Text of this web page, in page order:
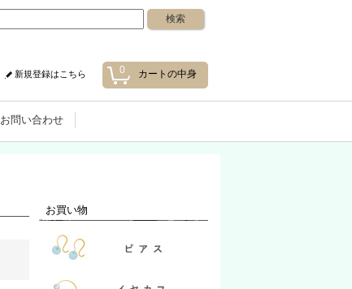
0 カートの中身
新規登録はこちら
お問い合わせ
お買い物